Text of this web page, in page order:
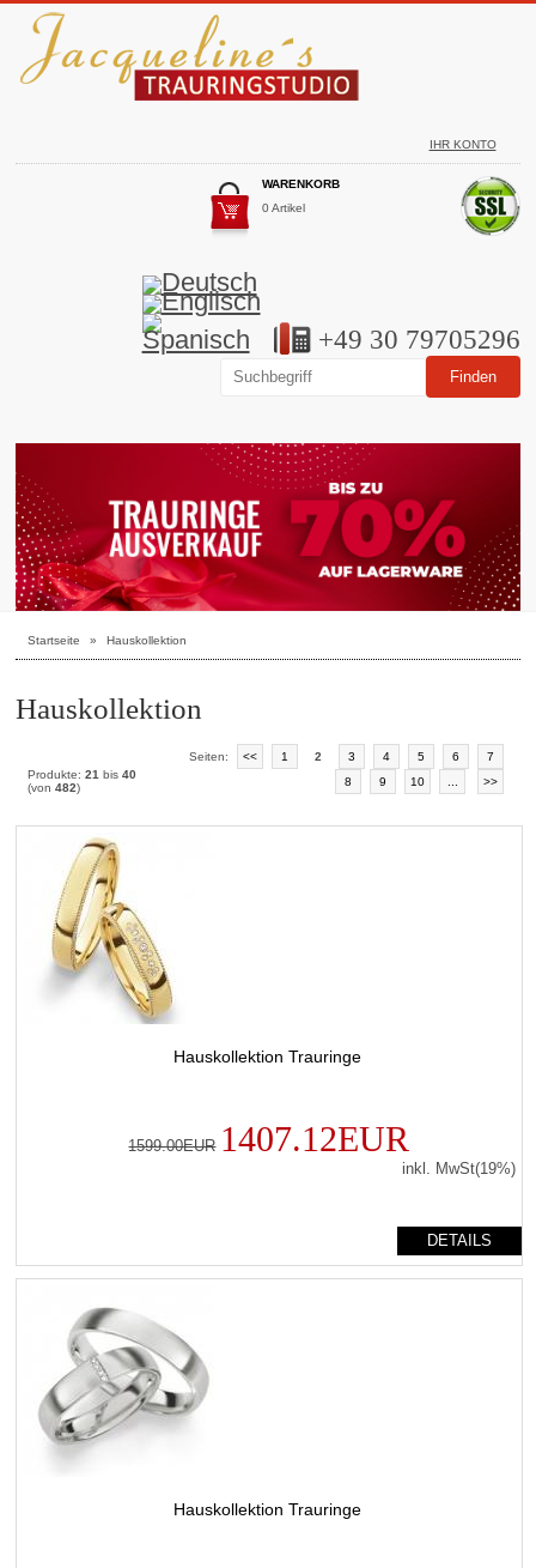
IHR KONTO
WARENKORB
0 Artikel
+49 30 79705296
Startseite » Hauskollektion
Hauskollektion
Produkte:21 bis40
(von482)
Seiten: << 1 2 3 4 5 6
7
8
9 10 ... >>
Hauskollektion Trauringe
1599.00EUR 1407.12EUR
inkl. MwSt(19%)
DETAILS
Hauskollektion Trauringe